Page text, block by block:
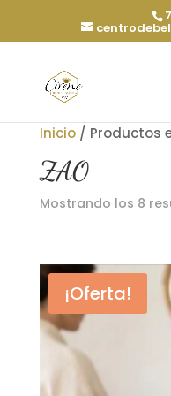
Inicio/ Productos
ZAO
Mostrando los 8
¡Oferta!